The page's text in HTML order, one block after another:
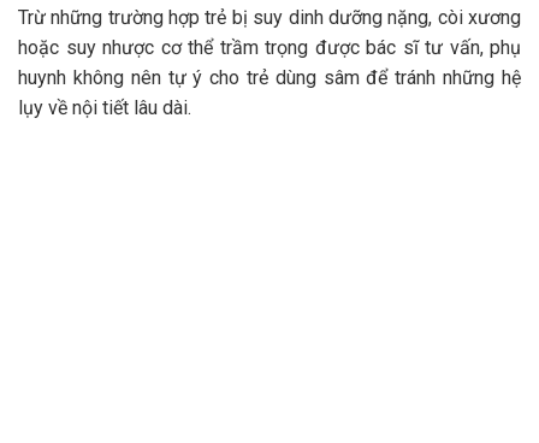
Trừ những trường hợp trẻ bị suy dinh dưỡng nặng, còi xương
hoặc suy nhược cơ thể trầm trọng được bác sĩ tư vấn, phụ
huynh không nên tự ý cho trẻ dùng sâm để tránh những hệ
lụy về nội tiết lâu dài.